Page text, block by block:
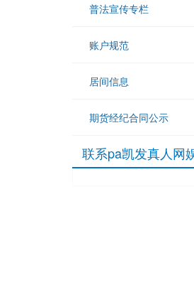
普法宣传专栏
账户规范
居间信息
期货经纪合同公示
联系pa凯发真人网